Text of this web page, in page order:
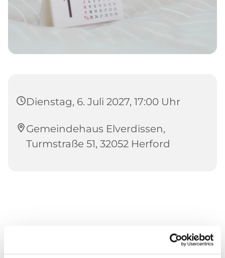
Dienstag, 6. Juli 2027, 17:00 Uhr
Gemeindehaus Elverdissen,
Turmstraße 51, 32052 Herford